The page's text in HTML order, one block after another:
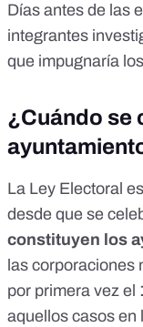
Días antes de las
integrantes
que impugnaría
¿Cuándo se
La Ley Electoral
desde que se
constituyen los
las corporaciones
por primera vez el
aquellos casos en